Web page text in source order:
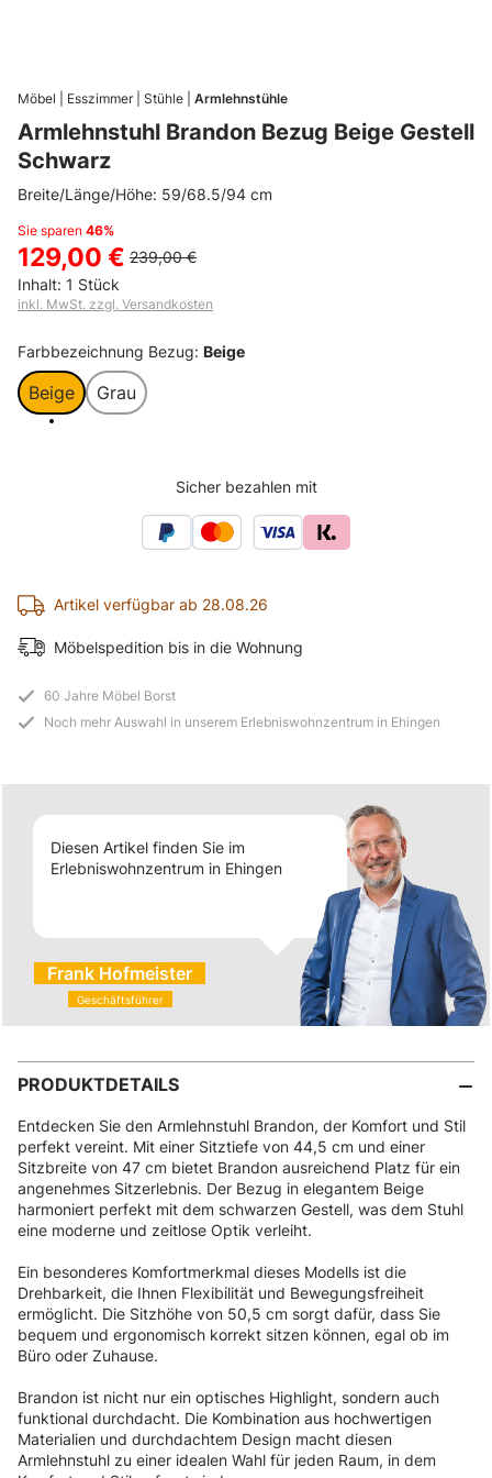
PRODUKTDETAILS
Entdecken Sie den Armlehnstuhl Brandon, der Komfort und Stil
perfekt vereint. Mit einer Sitztiefe von 44,5 cm und einer
Sitzbreite von 47 cm bietet Brandon ausreichend Platz für ein
angenehmes Sitzerlebnis. Der Bezug in elegantem Beige
harmoniert perfekt mit dem schwarzen Gestell, was dem Stuhl
eine moderne und zeitlose Optik verleiht.
Ein besonderes Komfortmerkmal dieses Modells ist die
Drehbarkeit, die Ihnen Flexibilität und Bewegungsfreiheit
ermöglicht. Die Sitzhöhe von 50,5 cm sorgt dafür, dass Sie
bequem und ergonomisch korrekt sitzen können, egal ob im
Büro oder Zuhause.
Brandon ist nicht nur ein optisches Highlight, sondern auch
funktional durchdacht. Die Kombination aus hochwertigen
Materialien und durchdachtem Design macht diesen
Armlehnstuhl zu einer idealen Wahl für jeden Raum, in dem
Möbel Esszimmer Stühle Armlehnstühle
Armlehnstuhl Brandon Bezug Beige Gestell
Schwarz
Breite/Länge/Höhe: 59/68.5/94 cm
Sie sparen 46%
129,00 € 239,00 €
Inhalt: 1 Stück
inkl. MwSt. zzgl. Versandkosten
Artikel verfügbar ab 28.08.26
Möbelspedition bis in die Wohnung
Farbbezeichnung Bezug: Beige
Beige Grau
Sicher bezahlen mit
60 Jahre Möbel Borst
Noch mehr Auswahl in unserem Erlebniswohnzentrum in Ehingen
Diesen Artikel finden Sie im
Erlebniswohnzentrum in Ehingen
Frank Hofmeister
Geschäftsführer